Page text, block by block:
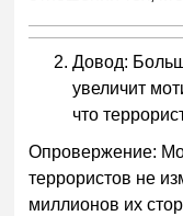
Довод:
увеличит
что
Опровержение:
террористов не
миллионов их